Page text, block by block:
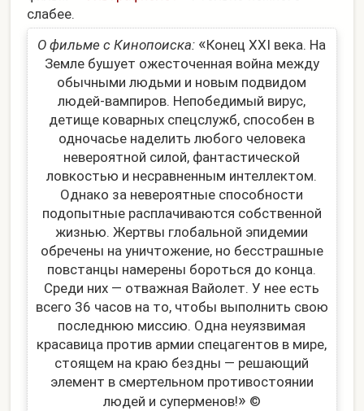
слабее.
О фильме с Кинопоиска: «Конец XXI века. На
Земле бушует ожесточенная война между
обычными людьми и новым подвидом
людей-вампиров. Непобедимый вирус,
детище коварных спецслужб, способен в
одночасье наделить любого человека
невероятной силой, фантастической
ловкостью и несравненным интеллектом.
Однако за невероятные способности
подопытные расплачиваются собственной
жизнью. Жертвы глобальной эпидемии
обречены на уничтожение, но бесстрашные
повстанцы намерены бороться до конца.
Среди них — отважная Вайолет. У нее есть
всего 36 часов на то, чтобы выполнить свою
последнюю миссию. Одна неуязвимая
красавица против армии спецагентов в мире,
стоящем на краю бездны — решающий
элемент в смертельном противостоянии
людей и суперменов!» ©